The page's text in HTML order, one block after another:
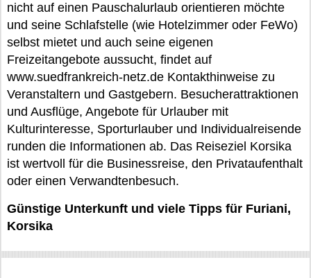
nicht auf einen Pauschalurlaub orientieren möchte
und seine Schlafstelle (wie Hotelzimmer oder FeWo)
selbst mietet und auch seine eigenen
Freizeitangebote aussucht, findet auf
www.suedfrankreich-netz.de Kontakthinweise zu
Veranstaltern und Gastgebern. Besucherattraktionen
und Ausflüge, Angebote für Urlauber mit
Kulturinteresse, Sporturlauber und Individualreisende
runden die Informationen ab. Das Reiseziel Korsika
ist wertvoll für die Businessreise, den Privataufenthalt
oder einen Verwandtenbesuch.
Günstige Unterkunft und viele Tipps für Furiani,
Korsika